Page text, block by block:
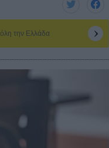
την Ελλάδα